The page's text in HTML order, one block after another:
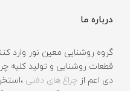
درباره ما
گروه روشنایی معین نور وارد
قطعات روشنایی و تولید کلیه
دی اعم از چراغ های دفنی